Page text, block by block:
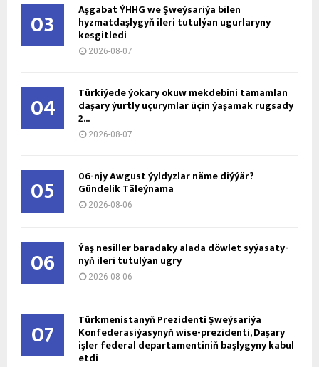
03 Aşgabat ÝHHG we Şweýsariýa bilen
hyzmatdaşlygyň ileri tutulýan ugurlaryny
kesgitledi
2026-08-07
04 Türkiýede ýokary okuw mekdebini tamamlan
daşary ýurtly uçurymlar üçin ýaşamak rugsady
2...
2026-08-07
05 06-njy Awgust ýyldyzlar näme diýýär?
Gündelik Täleýnama
2026-08-06
06 Ýaş ne­sil­ler ba­ra­da­ky ala­da döw­let sy­ýa­sa­ty­
nyň ile­ri tu­tul­ýan ug­ry
2026-08-06
07 Türkmenistanyň Prezidenti Şweýsariýa
Konfederasiýasynyň wise-prezidenti, Daşary
işler federal departamentiniň başlygyny kabul
etdi